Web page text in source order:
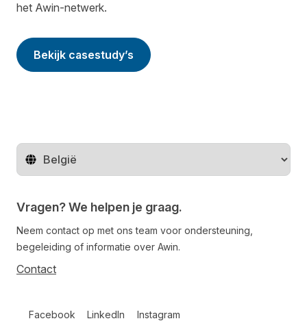
het Awin-netwerk.
Bekijk casestudy’s
Regio wijzigen
Vragen? We helpen je graag.
Neem contact op met ons team voor ondersteuning,
begeleiding of informatie over Awin.
Contact
Facebook LinkedIn Instagram